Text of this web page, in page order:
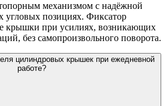
механизмом с надёжной
угловых позициях. Фиксатор
крышки при усилиях, возникающих
без самопроизвольного поворота.
цилиндровых крышек при ежедневной
работе?